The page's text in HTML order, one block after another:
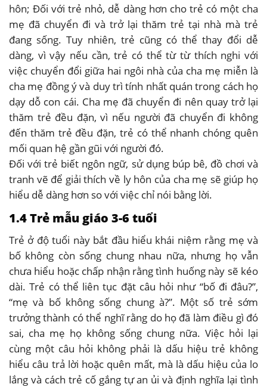
hôn; Đối với trẻ nhỏ, dễ dàng hơn cho trẻ có một cha
mẹ đã chuyển đi và trở lại thăm trẻ tại nhà mà trẻ
đang sống. Tuy nhiên, trẻ cũng có thể thay đổi dễ
dàng, vì vậy nếu cần, trẻ có thể từ từ thích nghi với
việc chuyển đổi giữa hai ngôi nhà của cha mẹ miễn là
cha mẹ đồng ý và duy trì tính nhất quán trong cách họ
dạy dỗ con cái. Cha mẹ đã chuyển đi nên quay trở lại
thăm trẻ đều đặn, vì nếu người đã chuyển đi không
đến thăm trẻ đều đặn, trẻ có thể nhanh chóng quên
mối quan hệ gần gũi với người đó.
Đối với trẻ biết ngôn ngữ, sử dụng búp bê, đồ chơi và
tranh vẽ để giải thích về ly hôn của cha mẹ sẽ giúp họ
hiểu dễ dàng hơn so với việc chỉ nói bằng lời.
1.4 Trẻ mẫu giáo 3-6 tuổi
Trẻ ở độ tuổi này bắt đầu hiểu khái niệm rằng mẹ và
bố không còn sống chung nhau nữa, nhưng họ vẫn
chưa hiểu hoặc chấp nhận rằng tình huống này sẽ kéo
dài. Trẻ có thể liên tục đặt câu hỏi như “bố đi đâu?”,
“mẹ và bố không sống chung à?”. Một số trẻ sớm
trưởng thành có thể nghĩ rằng do họ đã làm điều gì đó
sai, cha mẹ họ không sống chung nữa. Việc hỏi lại
cùng một câu hỏi không phải là dấu hiệu trẻ không
hiểu câu trả lời hoặc quên mất, mà là dấu hiệu của lo
lắng và cách trẻ cố gắng tự an ủi và định nghĩa lại tình